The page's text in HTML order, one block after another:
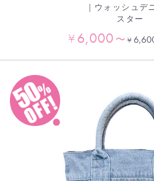
｜ウォッシュデ
スター
¥6,000 〜 ¥